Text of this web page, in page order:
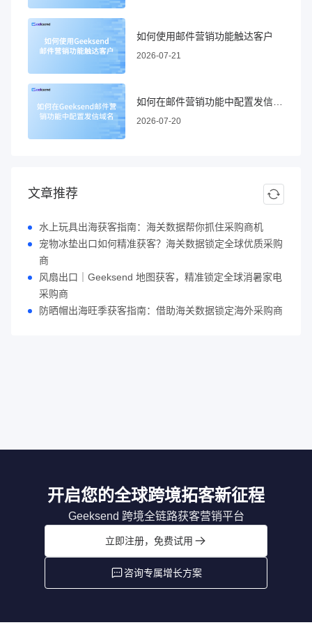
如何使用邮件营销功能触达客户
2026-07-21
2026-07-20
文章推荐
水上玩具出海获客指南：海关数据帮你抓住采购商机
宠物冰垫出口如何精准获客？海关数据锁定全球优质采购
商
风扇出口｜Geeksend 地图获客，精准锁定全球消暑家电
采购商
防晒帽出海旺季获客指南：借助海关数据锁定海外采购商
开启您的全球跨境拓客新征程
Geeksend 跨境全链路获客营销平台
立即注册，免费试用
咨询专属增长方案